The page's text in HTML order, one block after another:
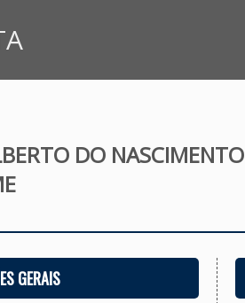
DO NASCIMENTO
GERAIS